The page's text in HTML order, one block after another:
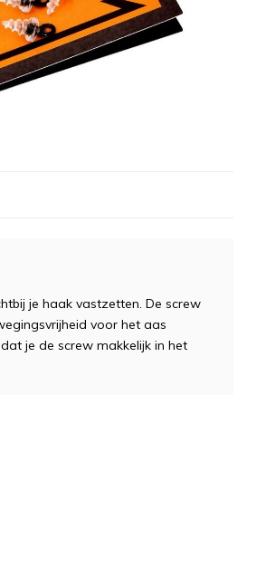
je haak vastzetten. De screw
voor het aas
je de screw makkelijk in het